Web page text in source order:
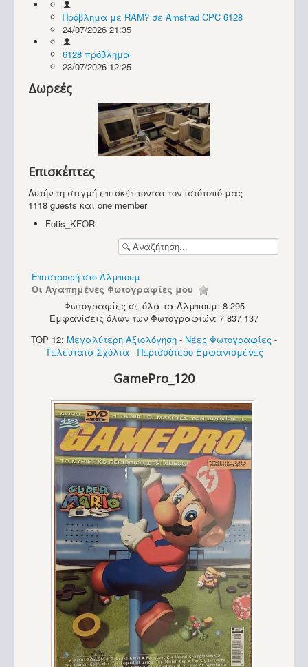
Υπολογιστές
Enterprise 128
Πρόβλημα με RAM? σε Amstrad CPC 6128
24/07/2026 21:35
6128 πρόβλημα
23/07/2026 12:25
Δωρεές
Επισκέπτες
Αυτήν τη στιγμή επισκέπτονται τον ιστότοπό μας
1118 guests και one member
Fotis_KFOR
Επιστροφή στο Άλμπουμ
Οι Αγαπημένες Φωτογραφίες μου
Φωτογραφίες σε όλα τα Άλμπουμ: 8 295
Εμφανίσεις όλων των Φωτογραφιών: 7 837 137
TOP 12: Μεγαλύτερη Αξιολόγηση - Νέες Φωτογραφίες -
Τελευταία Σχόλια - Περισσότερο Εμφανισμένες
GamePro_120